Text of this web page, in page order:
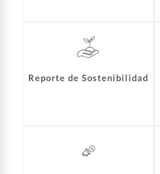
Reporte de Sostenibilidad